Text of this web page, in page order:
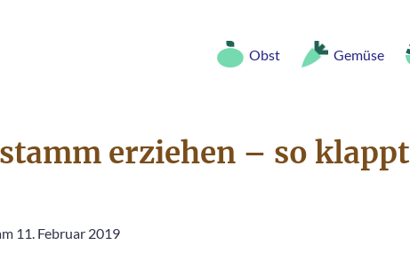
Obst Gemüse
erziehen – so klappt
11. Februar 2019